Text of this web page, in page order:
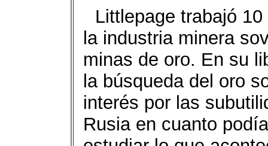
Littlepage trabajó
la industria minera
minas de oro. En su
la búsqueda del oro
interés por las
Rusia en cuanto